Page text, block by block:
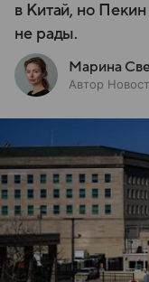
в Китай, но Пекин
не рады.
Марина
Автор